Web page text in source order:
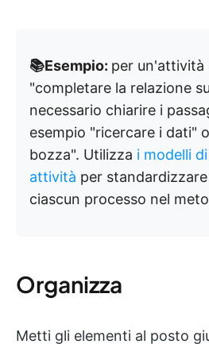
📚Esempio: per un'attività
"completare la relazione
necessario chiarire i
esempio "ricercare i dati"
bozza". Utilizza i modelli
attività per
ciascun processo nel
Organizza
Metti gli elementi al posto